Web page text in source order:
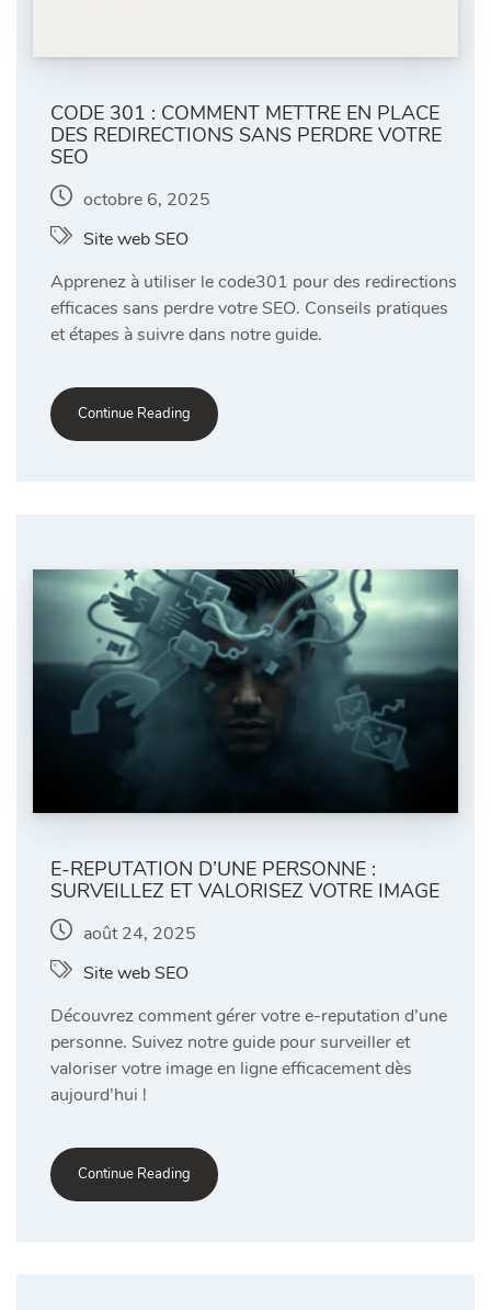
CODE 301 : COMMENT METTRE EN PLACE
DES REDIRECTIONS SANS PERDRE VOTRE
SEO
octobre 6, 2025
Site web SEO
Apprenez à utiliser le code301 pour des redirections
efficaces sans perdre votre SEO. Conseils pratiques
et étapes à suivre dans notre guide.
Continue Reading
E‑REPUTATION D’UNE PERSONNE :
SURVEILLEZ ET VALORISEZ VOTRE IMAGE
août 24, 2025
Site web SEO
Découvrez comment gérer votre e-reputation d’une
personne. Suivez notre guide pour surveiller et
valoriser votre image en ligne efficacement dès
aujourd’hui !
Continue Reading